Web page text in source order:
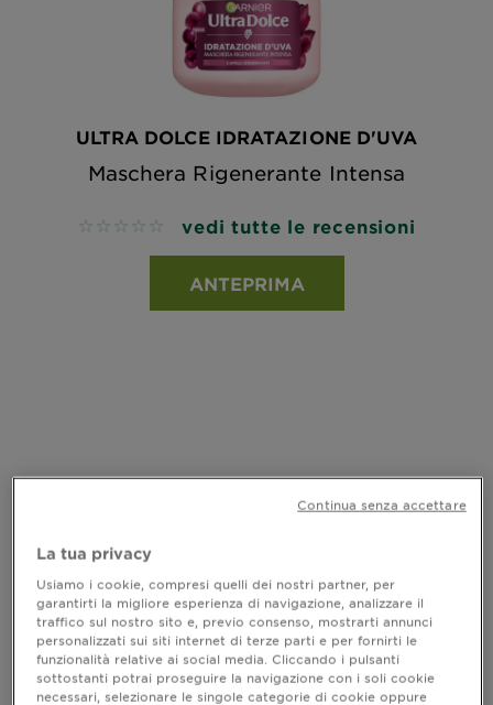
ULTRA DOLCE IDRATAZIONE D'UVA
Maschera Rigenerante Intensa
No reviews vedi tutte le recensioni
ANTEPRIMA
ULTRADOLCE - TESORI DI MIELE
La tua privacy
Usiamo i cookie, compresi quelli dei nostri partner, per
garantirti la migliore esperienza di navigazione, analizzare il
traffico sul nostro sito e, previo consenso, mostrarti annunci
personalizzati sui siti internet di terze parti e per fornirti le
funzionalità relative ai social media. Cliccando i pulsanti
sottostanti potrai proseguire la navigazione con i soli cookie
necessari, selezionare le singole categorie di cookie oppure
Continua senza accettare